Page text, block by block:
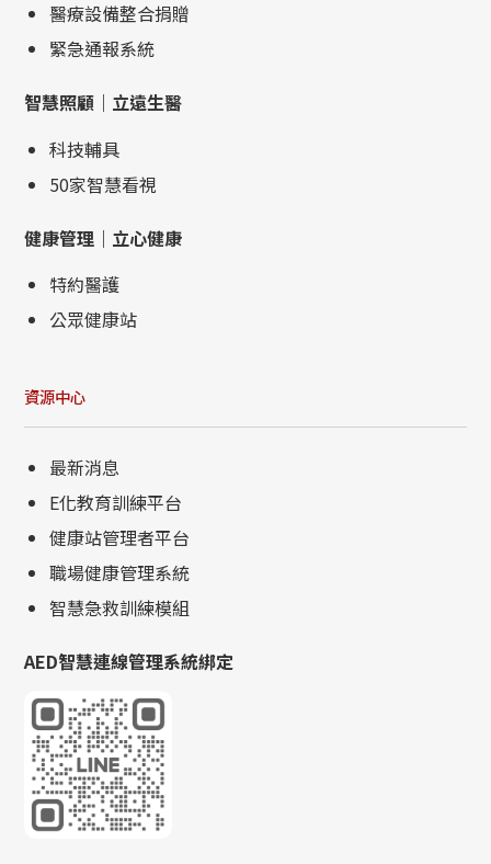
醫療設備整合捐贈
緊急通報系統
智慧照顧｜立遠生醫
科技輔具
50家智慧看視
健康管理｜立心健康
特約醫護
公眾健康站
資源中心
最新消息
E化教育訓練平台
健康站管理者平台
職場健康管理系統
智慧急救訓練模組
AED智慧連線管理系統綁定